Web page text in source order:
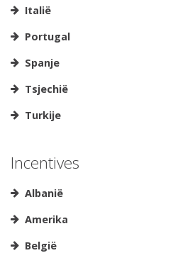
Italië
Portugal
Spanje
Tsjechië
Turkije
Incentives
Albanië
Amerika
België